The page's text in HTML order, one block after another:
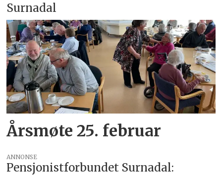
Surnadal
Årsmøte 25. februar
ANNONSE
Pensjonistforbundet Surnadal: